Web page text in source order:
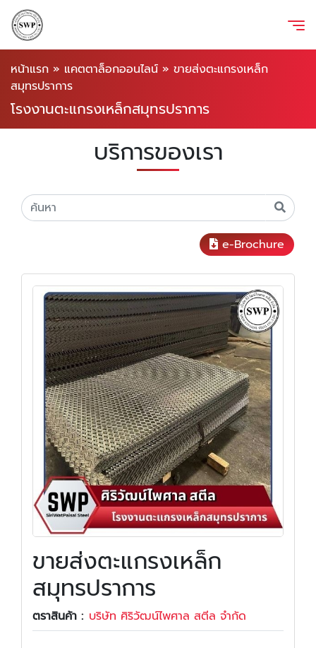
หน้าแรก » แคตตาล็อกออนไลน์ » ขายส่งตะแกรงเหล็ก
สมุทรปราการ
โรงงานตะแกรงเหล็กสมุทรปราการ
บริการของเรา
e-Brochure
ขายส่งตะแกรงเหล็ก
สมุทรปราการ
ตราสินค้า : บริษัท ศิริวัฒน์ไพศาล สตีล จำกัด